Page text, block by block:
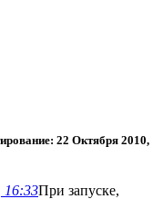
: 22 Октября 2010,
При запуске,